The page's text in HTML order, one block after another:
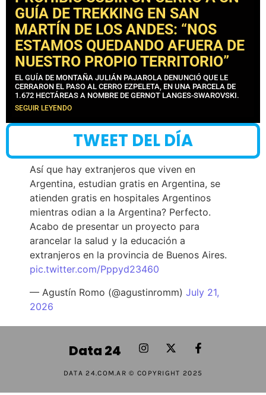
GUÍA DE TREKKING EN SAN
MARTÍN DE LOS ANDES: “NOS
ESTAMOS QUEDANDO AFUERA DE
NUESTRO PROPIO TERRITORIO”
EL GUÍA DE MONTAÑA JULIÁN PAJAROLA DENUNCIÓ QUE LE
CERRARON EL PASO AL CERRO EZPELETA, EN UNA PARCELA DE
1.672 HECTÁREAS A NOMBRE DE GERNOT LANGES-SWAROVSKI.
SEGUIR LEYENDO
TWEET DEL DÍA
Así que hay extranjeros que viven en
Argentina, estudian gratis en Argentina, se
atienden gratis en hospitales Argentinos
mientras odian a la Argentina? Perfecto.
Acabo de presentar un proyecto para
arancelar la salud y la educación a
extranjeros en la provincia de Buenos Aires.
pic.twitter.com/Pppyd23460
— Agustín Romo (@agustinromm) July 21,
2026
Data 24
DATA 24.COM.AR © COPYRIGHT 2025